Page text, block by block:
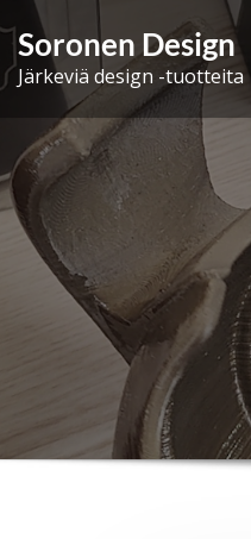
content
Soronen Design
Järkeviä design -tuotteita